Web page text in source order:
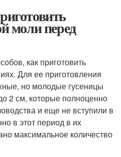
моли перед
как приготовить
Для ее приготовления
но молодые гусеницы
2 см, которые полноценно
и еще не вступили в
в этот период в их
максимальное количество